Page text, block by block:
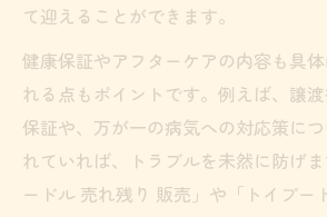
迎えた後も相談できる直販のメ
トイプードル直販なら飼育
対応が魅力
直販でトイプードルを迎え
内容を紹介
トイプードルの健康やしつ
て迎えることができます。
健康保証やアフターケアの内容も具
れる点もポイントです。例えば、譲
保証や、万が一の病気への対応策に
れていれば、トラブルを未然に防げ
ードル 売れ残り 販売」や「トイプー